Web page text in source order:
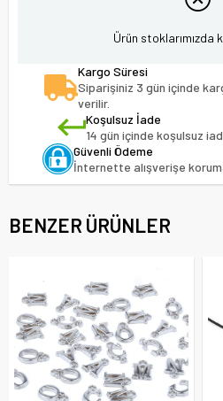
Ürün stoklarımızda
Kargo Süresi
Siparişiniz 3 gün içinde
verilir.
Koşulsuz İade
14 gün içinde koşulsuz
Güvenli Ödeme
İnternette alışverişe
BENZER ÜRÜNLER